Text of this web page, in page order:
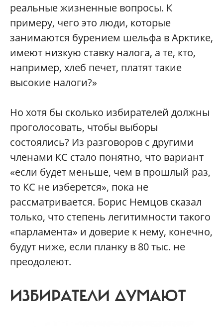
реальные жизненные вопросы. К
примеру, чего это люди, которые
занимаются бурением шельфа в Арктике,
имеют низкую ставку налога, а те, кто,
например, хлеб печет, платят такие
высокие налоги?»
Но хотя бы сколько избирателей должны
проголосовать, чтобы выборы
состоялись? Из разговоров с другими
членами КС стало понятно, что вариант
«если будет меньше, чем в прошлый раз,
то КС не изберется», пока не
рассматривается. Борис Немцов сказал
только, что степень легитимности такого
«парламента» и доверие к нему, конечно,
будут ниже, если планку в 80 тыс. не
преодолеют.
ИЗБИРАТЕЛИ ДУМАЮТ